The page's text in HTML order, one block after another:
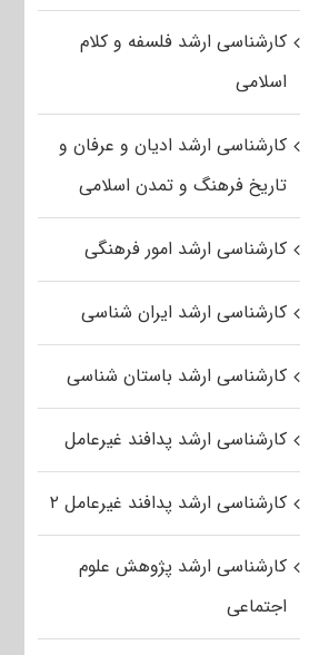
کارشناسی ارشد فلسفه و کلام
اسلامی
کارشناسی ارشد ادیان و عرفان و
تاریخ فرهنگ و تمدن اسلامی
کارشناسی ارشد امور فرهنگی
کارشناسی ارشد ایران شناسی
کارشناسی ارشد باستان شناسی
کارشناسی ارشد پدافند غیرعامل
کارشناسی ارشد پدافند غیرعامل ۲
کارشناسی ارشد پژوهش علوم
اجتماعی